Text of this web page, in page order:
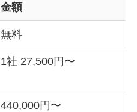
金額
無料
1社 27,500円〜
440,000円〜